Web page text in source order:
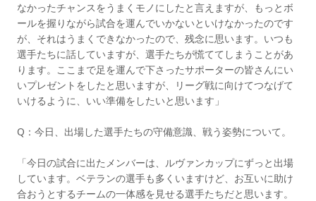
なかったチャンスをうまくモノにしたと言えますが、もっとボ
ールを握りながら試合を運んでいかないといけなかったのです
が、それはうまくできなかったので、残念に思います。いつも
選手たちに話していますが、選手たちが慌ててしまうことがあ
ります。ここまで足を運んで下さったサポーターの皆さんにい
いプレゼントをしたと思いますが、リーグ戦に向けてつなげて
いけるように、いい準備をしたいと思います」
Q：今日、出場した選手たちの守備意識、戦う姿勢について。
「今日の試合に出たメンバーは、ルヴァンカップにずっと出場
しています。ベテランの選手も多くいますけど、お互いに助け
合おうとするチームの一体感を見せる選手たちだと思います。